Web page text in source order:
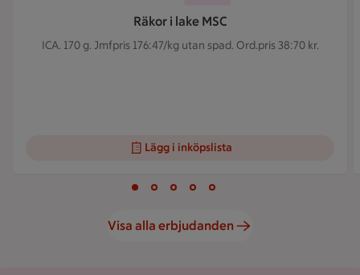
Räkor i lake MSC
ICA. 170 g. Jmfpris 176:47/kg utan spad. Ord.pris 38:70 kr.
Lägg i inköpslista
Bild 1 av 5
Bild 2 av 5
Bild 3 av 5Bild 4 av 5
Visa alla erbjudanden